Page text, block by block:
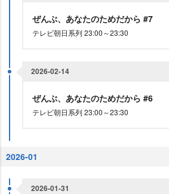
ぜんぶ、あなたのためだから #7
テレビ朝日系列 23:00～23:30
2026-02-14
ぜんぶ、あなたのためだから #6
テレビ朝日系列 23:00～23:30
2026-01
2026-01-31